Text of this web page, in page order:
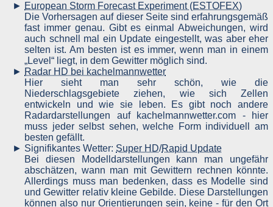
European Storm Forecast Experiment (ESTOFEX)
Die Vorhersagen auf dieser Seite sind erfahrungsgemäß
fast immer genau. Gibt es einmal Abweichungen, wird
auch schnell mal ein Update eingestellt, was aber eher
selten ist. Am besten ist es immer, wenn man in einem
„Level“ liegt, in dem Gewitter möglich sind.
Radar HD bei kachelmannwetter
Hier sieht man sehr schön, wie die
Niederschlagsgebiete ziehen, wie sich Zellen
entwickeln und wie sie leben. Es gibt noch andere
Radardarstellungen auf kachelmannwetter.com - hier
muss jeder selbst sehen, welche Form individuell am
besten gefällt.
Signifikantes Wetter: Super HD/Rapid Update
Bei diesen Modelldarstellungen kann man ungefähr
abschätzen, wann man mit Gewittern rechnen könnte.
Allerdings muss man bedenken, dass es Modelle sind
und Gewitter relativ kleine Gebilde. Diese Darstellungen
können also nur Orientierungen sein, keine - für den Ort